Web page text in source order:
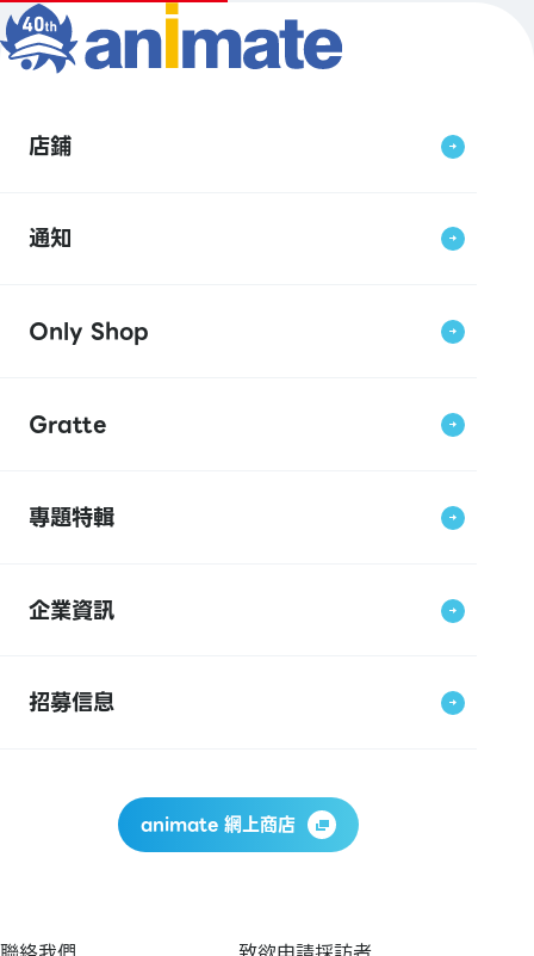
店鋪
通知
Only Shop
Gratte
專題特輯
企業資訊
招募信息
animate 網上商店